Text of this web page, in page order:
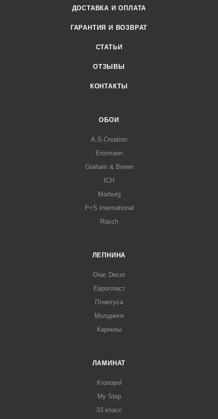
ДОСТАВКА И ОПЛАТА
ГАРАНТИЯ И ВОЗВРАТ
СТАТЬИ
ОТЗЫВЫ
КОНТАКТЫ
ОБОИ
A.S.Creation
Erismann
Graham & Brown
ICH
Marburg
P+S International
Rasch
ЛЕПНИНА
Orac Decor
Европласт
Плинтуса
Молдинги
Карнизы
ЛАМИНАТ
Kronopol
My Step
33 класс